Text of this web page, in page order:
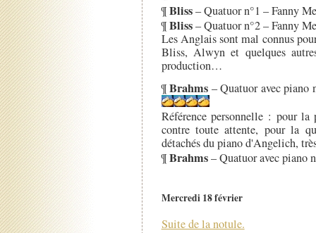
¶Bliss– Quatuor n°1 – Fanny
¶Bliss– Quatuor n°2 – Fanny
Les Anglais sont mal connus
Bliss, Alwyn et quelques
production…
¶Brahms – Quatuor avec piano
Référence personnelle : pour la
contre toute attente, pour la
détachés du piano d'Angelich,
¶Brahms– Quatuor avec piano
Mercredi 18 février
Suite de la notule.